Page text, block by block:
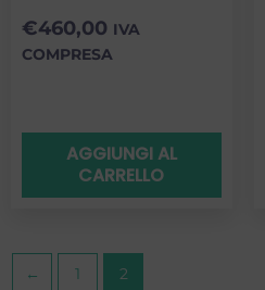
€460,00 IVA
COMPRESA
AGGIUNGI AL
CARRELLO
← 1 2